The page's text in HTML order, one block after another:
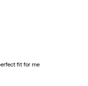
fit for me